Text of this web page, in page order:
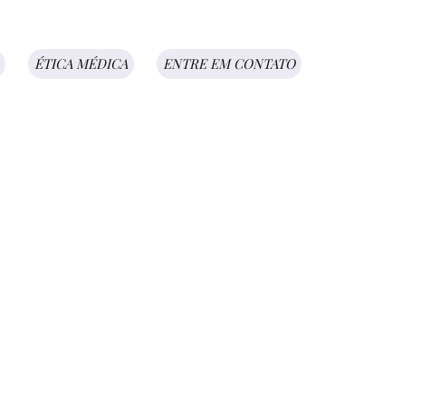
ÉTICA MÉDICA ENTRE EM CONTATO